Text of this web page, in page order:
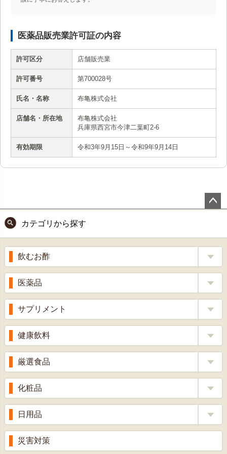
医薬品販売業許可証の内容
許可区分 店舗販売業
許可番号 第700028号
氏名・名称 布亀株式会社
店舗名・所在地
布亀株式会社
兵庫県西宮市今津二葉町2-6
有効期限 令和3年9月15日～令和9年9月14日
ップ
へ
カテゴリから探す
飲むお酢
補酵素のちから
くろ酢
りんご酢
ざくろ酢
梅酢
医薬品
風邪薬
胃腸薬
整腸薬
解熱鎮痛剤
せきどめ
滋養強壮
消炎鎮痛剤
サプリメント
ウコン
乳酸菌
ローヤルゼリー
牡蠣エキス
プロポリス
プラセンタ
健康飲料
健康茶
漢方茶
青汁・豆乳
甘酒
健康ドリンク
厳選食品
もち麦・十六穀米
生姜
丼の素
のど飴
化粧品
美容品
スキンクリーム＆美容パック
ウオッシュ＆ソープ
日用品
入浴剤
災害対策